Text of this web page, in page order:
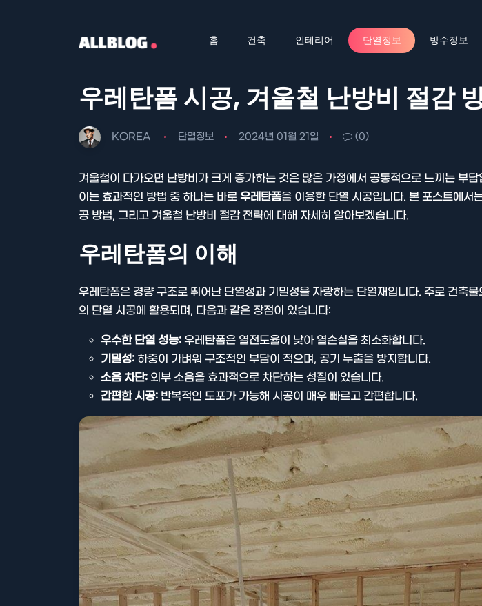
홈 건축 인테리어 단열정보 방수정보
우레탄폼 시공, 겨울철 난방비 절감
KOREA 단열정보 2024년 01월 21일 (0)
겨울철이 다가오면 난방비가 크게 증가하는 것은 많은 가정에서 공통적으로 느끼는 부
이는 효과적인 방법 중 하나는 바로 우레탄폼을 이용한 단열 시공입니다. 본 포스트에서
공 방법, 그리고 겨울철 난방비 절감 전략에 대해 자세히 알아보겠습니다.
우레탄폼의 이해
우레탄폼은 경량 구조로 뛰어난 단열성과 기밀성을 자랑하는 단열재입니다. 주로 건축
의 단열 시공에 활용되며, 다음과 같은 장점이 있습니다:
우수한 단열 성능: 우레탄폼은 열전도율이 낮아 열손실을 최소화합니다.
기밀성: 하중이 가벼워 구조적인 부담이 적으며, 공기 누출을 방지합니다.
소음 차단: 외부 소음을 효과적으로 차단하는 성질이 있습니다.
간편한 시공: 반복적인 도포가 가능해 시공이 매우 빠르고 간편합니다.